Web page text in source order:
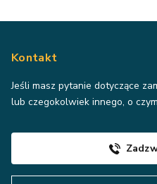
Kontakt
Jeśli masz pytanie dotyczące
lub czegokolwiek innego, o